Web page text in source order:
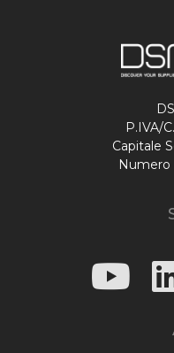
P.IVA/
Capitale
Numero